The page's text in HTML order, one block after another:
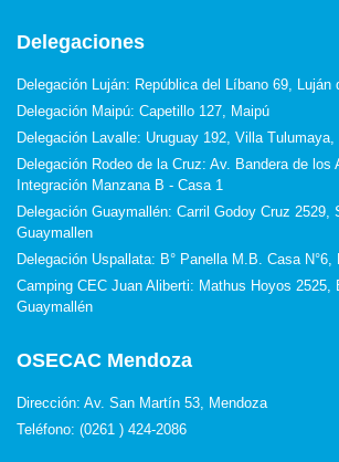
Delegaciones
Delegación Luján: República del Líbano 69, Luján
Delegación Maipú: Capetillo 127, Maipú
Delegación Lavalle: Uruguay 192, Villa Tulumaya,
Delegación Rodeo de la Cruz: Av. Bandera de los
Integración Manzana B - Casa 1
Delegación Guaymallén: Carril Godoy Cruz 2529,
Guaymallen
Delegación Uspallata: B° Panella M.B. Casa N°6,
Camping CEC Juan Aliberti: Mathus Hoyos 2525,
Guaymallén
OSECAC Mendoza
Dirección: Av. San Martín 53, Mendoza
Teléfono: (0261 ) 424-2086